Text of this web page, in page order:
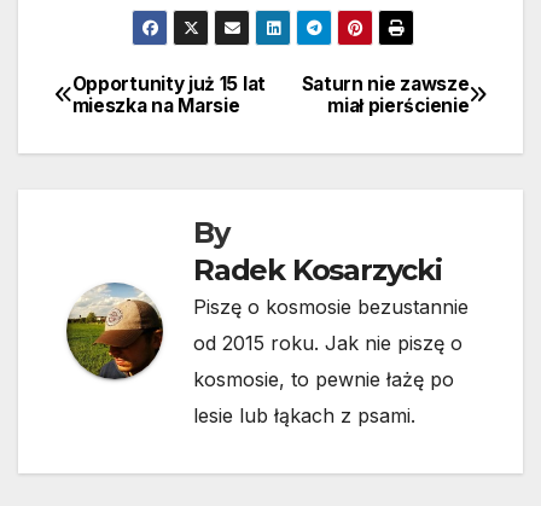
Nawigacja
wpisu
Saturn nie zawsze
miał pierścienie
Opportunity już 15 lat
mieszka na Marsie
By
Radek Kosarzycki
Piszę o kosmosie bezustannie
od 2015 roku. Jak nie piszę o
kosmosie, to pewnie łażę po
lesie lub łąkach z psami.